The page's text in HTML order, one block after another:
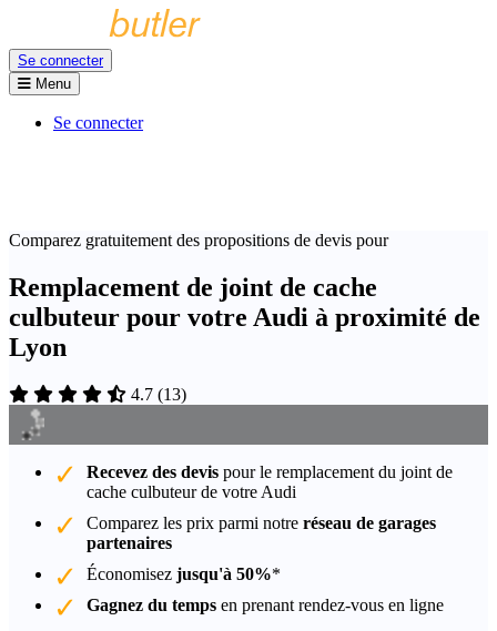
Se connecter
Menu
Se connecter
Comparez gratuitement des propositions de devis pour
Remplacement de joint de cache
culbuteur pour votre Audi à proximité de
Lyon
4.7 (13)
Recevez des devis pour le remplacement du joint de
cache culbuteur de votre Audi
Comparez les prix parmi notre réseau de garages
partenaires
Économisez jusqu'à 50%*
Gagnez du temps en prenant rendez-vous en ligne